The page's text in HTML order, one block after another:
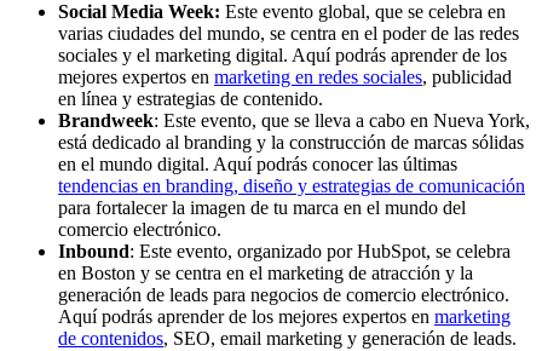
Social Media Week: Este evento global, que se celebra en
varias ciudades del mundo, se centra en el poder de las redes
sociales y el marketing digital. Aquí podrás aprender de los
mejores expertos en marketing en redes sociales, publicidad
en línea y estrategias de contenido.
Brandweek: Este evento, que se lleva a cabo en Nueva York,
está dedicado al branding y la construcción de marcas sólidas
en el mundo digital. Aquí podrás conocer las últimas
tendencias en branding, diseño y estrategias de comunicación
para fortalecer la imagen de tu marca en el mundo del
comercio electrónico.
Inbound: Este evento, organizado por HubSpot, se celebra
en Boston y se centra en el marketing de atracción y la
generación de leads para negocios de comercio electrónico.
Aquí podrás aprender de los mejores expertos en marketing
de contenidos, SEO, email marketing y generación de leads.